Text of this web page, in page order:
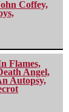
Coffey,
Flames,
Angel,
Autopsy,